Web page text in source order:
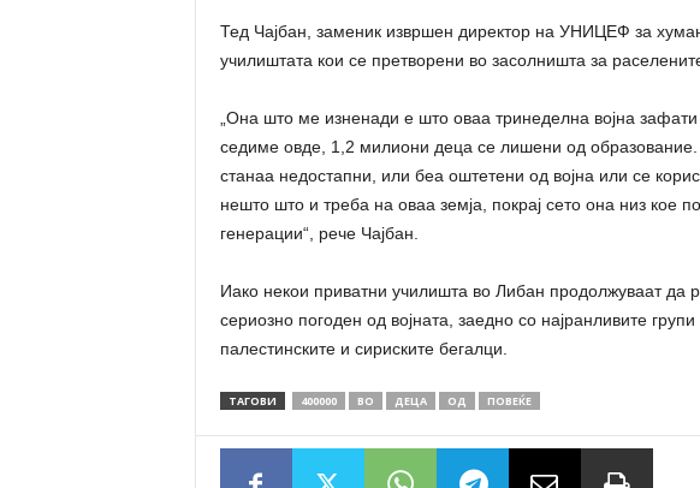
Тед Чајбан, заменик извршен директор на УНИЦЕФ за
училиштата кои се претворени во засолништа за раселените
„Она што ме изненади е што оваа тринеделна војна
седиме овде, 1,2 милиони деца се лишени од образование.
станаа недостапни, или беа оштетени од војна или се
нешто што и треба на оваа земја, покрај сето она низ кое
генерации“, рече Чајбан.
Иако некои приватни училишта во Либан продолжуваат да
сериозно погоден од војната, заедно со најранливите
палестинските и сириските бегалци.
ТАГОВИ 400000 ВО ДЕЦА ОД ПОВЕЌЕ